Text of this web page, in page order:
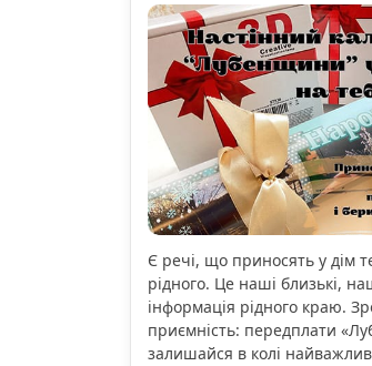
Є речі, що приносять у дім
рідного. Це наші близькі,
інформація рідного краю.
приємність: передплати
залишайся в колі